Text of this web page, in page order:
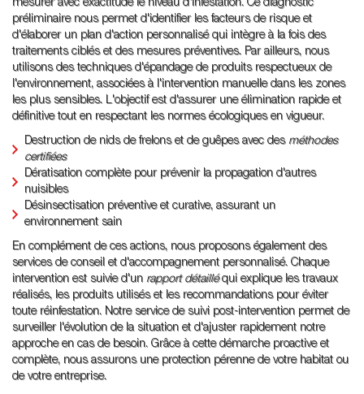
mesurer avec exactitude le niveau d'infestation. Ce diagnostic
préliminaire nous permet d'identifier les facteurs de risque et
d'élaborer un plan d'action personnalisé qui intègre à la fois des
traitements ciblés et des mesures préventives. Par ailleurs, nous
utilisons des techniques d'épandage de produits respectueux de
l'environnement, associées à l'intervention manuelle dans les zones
les plus sensibles. L'objectif est d'assurer une élimination rapide et
définitive tout en respectant les normes écologiques en vigueur.
Destruction de nids de frelons et de guêpes avec des méthodes
certifiées
Dératisation complète pour prévenir la propagation d'autres
nuisibles
Désinsectisation préventive et curative, assurant un
environnement sain
En complément de ces actions, nous proposons également des
services de conseil et d'accompagnement personnalisé. Chaque
intervention est suivie d'un rapport détailléqui explique les travaux
réalisés, les produits utilisés et les recommandations pour éviter
toute réinfestation. Notre service de suivi post-intervention permet de
surveiller l'évolution de la situation et d'ajuster rapidement notre
approche en cas de besoin. Grâce à cette démarche proactive et
complète, nous assurons une protection pérenne de votre habitat ou
de votre entreprise.